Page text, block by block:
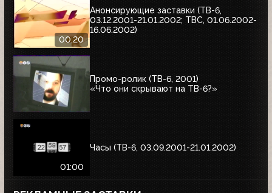
00:20
Анонсирующие заставки (ТВ-6,
03.12.2001-21.01.2002; ТВС, 01.06.2002-
16.06.2002)
Промо-ролик (ТВ-6, 2001)
«Что они скрывают на ТВ-6?»
01:00
Часы (ТВ-6, 03.09.2001-21.01.2002)